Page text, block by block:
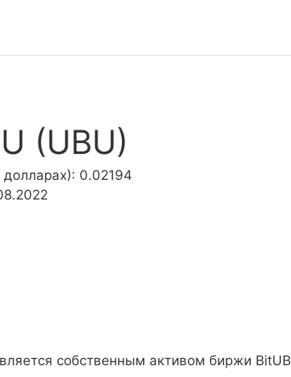
(UBU)
долларах): 0.02194
собственным активом биржи